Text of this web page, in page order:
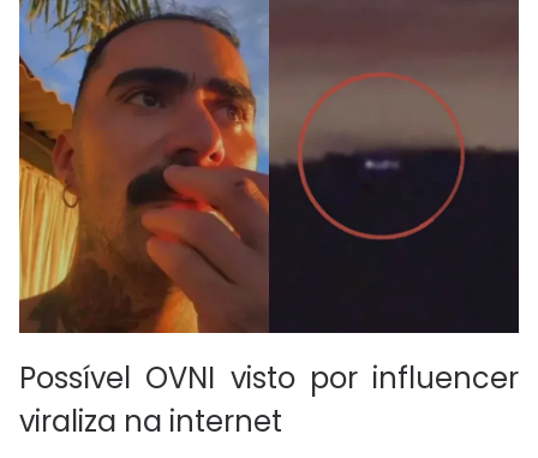
Possível OVNI visto por influencer
viraliza na internet